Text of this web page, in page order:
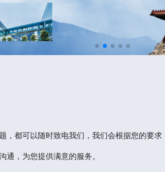
都可以随时致电我们，我们会根据您的要求
，为您提供满意的服务。